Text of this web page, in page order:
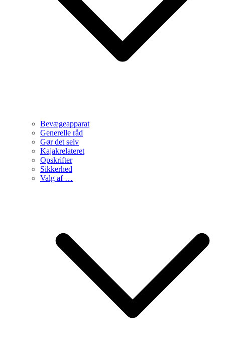
Bevægeapparat
Generelle råd
Gør det selv
Kajakrelateret
Opskrifter
Sikkerhed
Valg af …